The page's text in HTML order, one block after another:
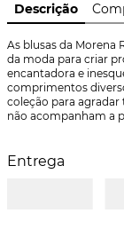
Descrição
As blusas da Morena
da moda para criar
encantadora e
comprimentos
coleção para agradar
não acompanham a
Entrega